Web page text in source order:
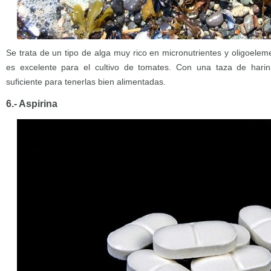
Se trata de un tipo de alga muy rico en micronutrientes y
es excelente para el cultivo de tomates. Con una taza de
suficiente para tenerlas bien alimentadas.
6.- Aspirina